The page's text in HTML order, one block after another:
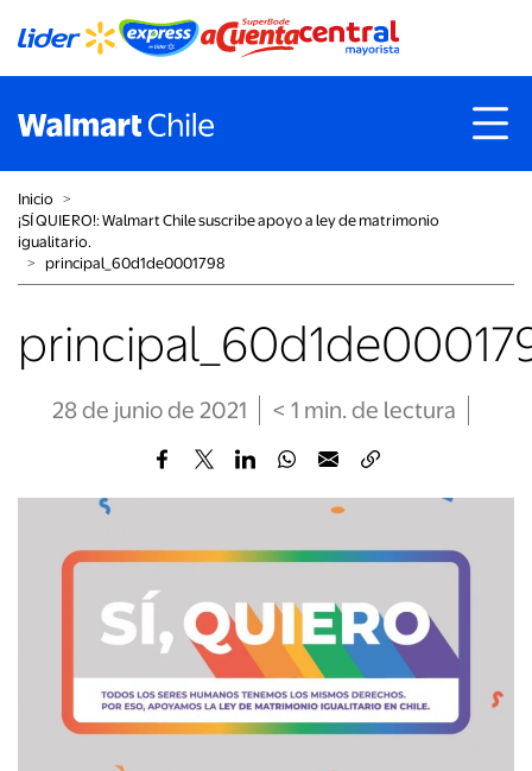
Inicio ˃
¡SÍ QUIERO!: Walmart Chile suscribe apoyo a ley de matrimonio
igualitario.
˃ principal_60d1de0001798
28 de junio de 2021 < 1 min. de lectura